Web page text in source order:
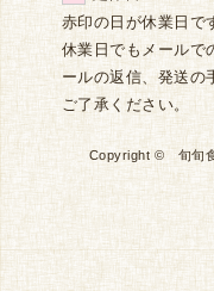
赤印の日が休業日で
休業日でもメールで
ールの返信、発送の
ご了承ください。
Copyright © 旬旬